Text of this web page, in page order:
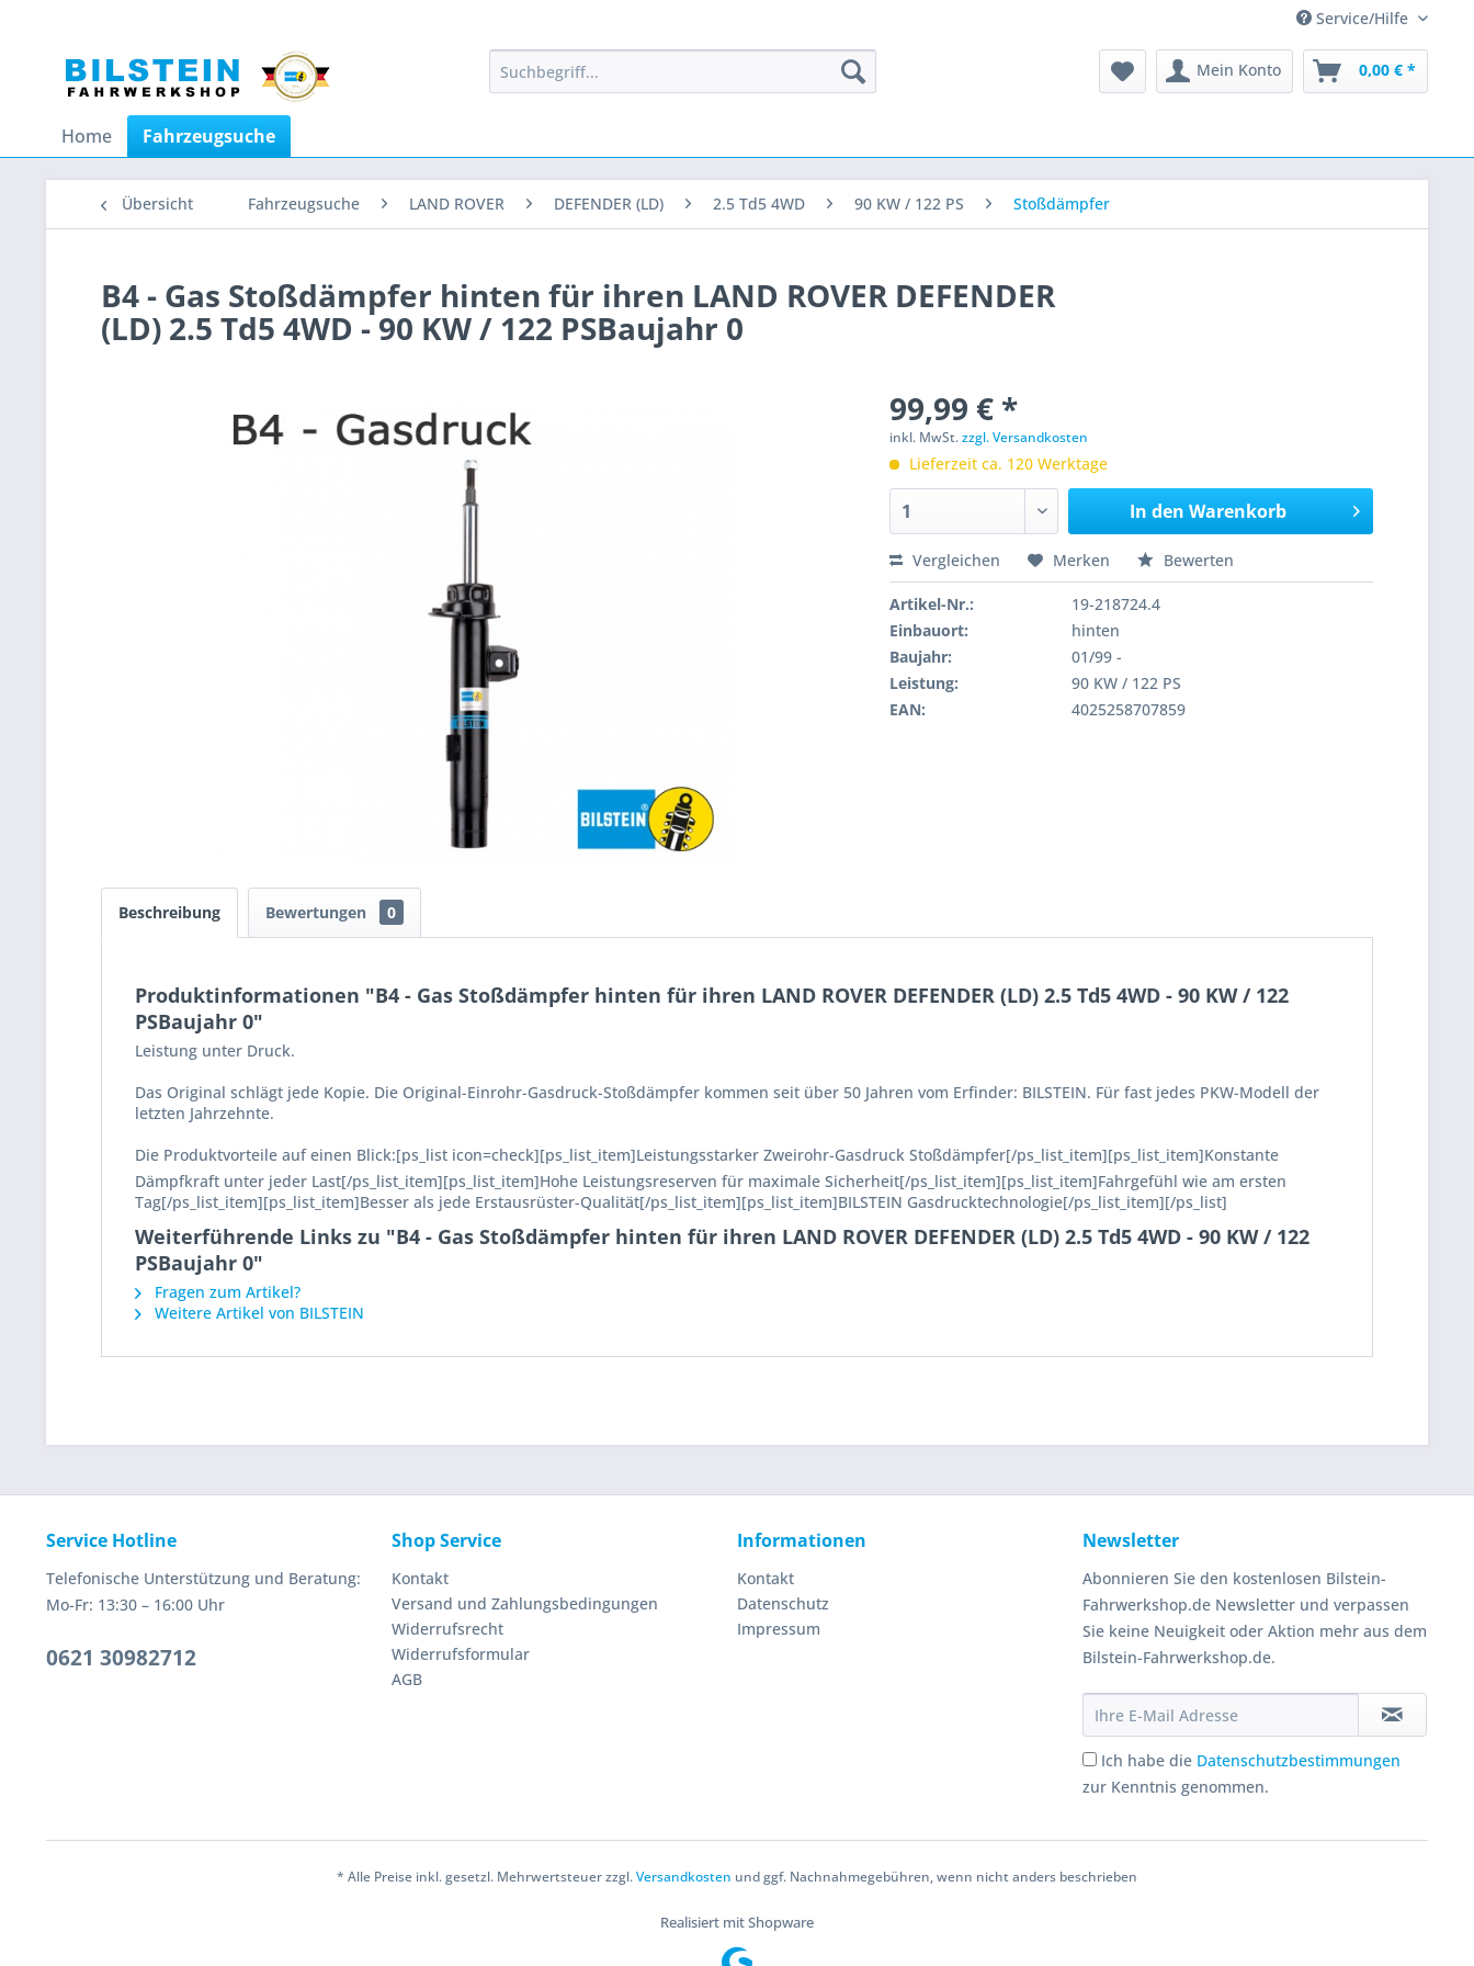
Service/Hilfe
Mein Konto 0,00 € *
Home Fahrzeugsuche
Übersicht Fahrzeugsuche LAND ROVER DEFENDER (LD) 2.5 Td5 4WD 90 KW / 122 PS Stoßdämpfer
B4 - Gas Stoßdämpfer hinten für ihren LAND ROVER DEFENDER
(LD) 2.5 Td5 4WD - 90 KW / 122 PSBaujahr 0
99,99 € *
inkl. MwSt.zzgl. Versandkosten
Lieferzeit ca. 120 Werktage
In den Warenkorb
Vergleichen Merken Bewerten
Artikel-Nr.:
19-218724.4
Einbauort:
hinten
Baujahr:
01/99 -
Leistung:
90 KW / 122 PS
EAN:
4025258707859
Beschreibung Bewertungen 0
Produktinformationen "B4 - Gas Stoßdämpfer hinten für ihren LAND ROVER DEFENDER (LD) 2.5 Td5 4WD - 90 KW / 122
PSBaujahr 0"
Leistung unter Druck.
Das Original schlägt jede Kopie. Die Original-Einrohr-Gasdruck-Stoßdämpfer kommen seit über 50 Jahren vom Erfinder: BILSTEIN. Für fast jedes PKW-Modell der
letzten Jahrzehnte.
Die Produktvorteile auf einen Blick:[ps_list icon=check][ps_list_item]Leistungsstarker Zweirohr-Gasdruck Stoßdämpfer[/ps_list_item][ps_list_item]Konstante
Dämpfkraft unter jeder Last[/ps_list_item][ps_list_item]Hohe Leistungsreserven für maximale Sicherheit[/ps_list_item][ps_list_item]Fahrgefühl wie am ersten
Tag[/ps_list_item][ps_list_item]Besser als jede Erstausrüster-Qualität[/ps_list_item][ps_list_item]BILSTEIN Gasdrucktechnologie[/ps_list_item][/ps_list]
Weiterführende Links zu "B4 - Gas Stoßdämpfer hinten für ihren LAND ROVER DEFENDER (LD) 2.5 Td5 4WD - 90 KW / 122
PSBaujahr 0"
Fragen zum Artikel?
Weitere Artikel von BILSTEIN
Service Hotline
Telefonische Unterstützung und Beratung:
Mo-Fr: 13:30 – 16:00 Uhr
0621 30982712
Shop Service
Kontakt
Versand und Zahlungsbedingungen
Widerrufsrecht
Widerrufsformular
AGB
Informationen
Kontakt
Datenschutz
Impressum
Newsletter
Abonnieren Sie den kostenlosen Bilstein-
Fahrwerkshop.de Newsletter und verpassen
Sie keine Neuigkeit oder Aktion mehr aus dem
Bilstein-Fahrwerkshop.de.
Ich habe die Datenschutzbestimmungen
zur Kenntnis genommen.
* Alle Preise inkl. gesetzl. Mehrwertsteuer zzgl.Versandkosten und ggf. Nachnahmegebühren, wenn nicht anders beschrieben
Realisiert mit Shopware